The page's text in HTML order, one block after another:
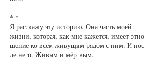
* *
Я рас­ска­жу эту ис­то­рию. Она часть мо­ей
жиз­ни, ко­то­рая, как мне ка­жет­ся, име­ет от­но­
ше­ние ко всем жи­ву­щим ря­дом с ним. И пос­
ле не­го. Жи­вым и мёрт­вым.